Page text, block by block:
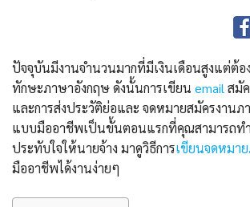
ปัจจุบันมีงานจำนวนมากที่มีเงินเดือนสูงแต่ต้อ
ทักษะภาษาอังกฤษ ดังนั้นการเขียน email สมั
และการส่งประวัติย่อและ จดหมายสมัครงาน
แบบมืออาชีพเป็นขั้นตอนแรกที่คุณสามารถทำ
ประทับใจให้นายจ้าง มาดูวิธีการเขียนจดหมา
มืออาชีพได้งานง่ายๆ